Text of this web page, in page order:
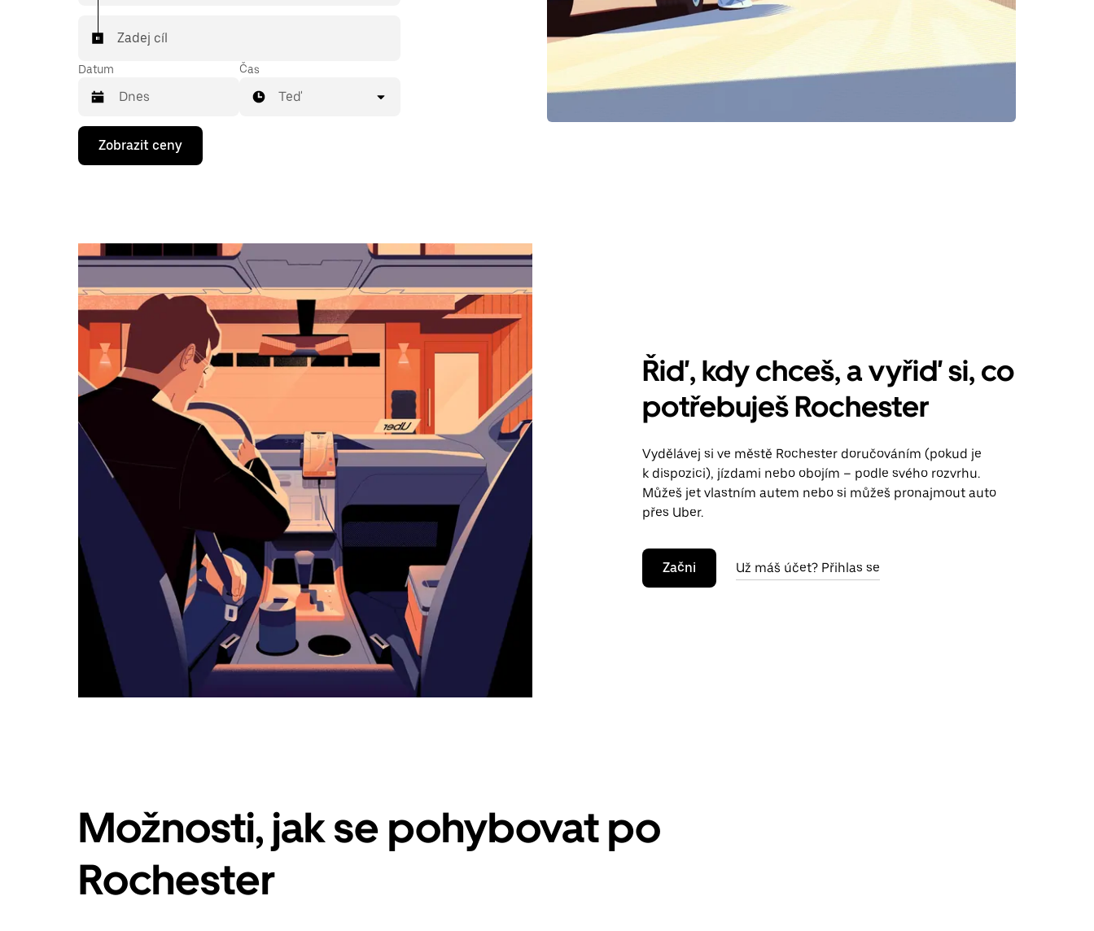
Zadej cíl
Datum
Stisknutím
klávesy
se
vybrat
datum.
klávesy
Esc
zavřeš
kalendář.
Čas
Teď
Zobrazit ceny
Řiď, kdy chceš, a vyřiď si, co
potřebuješ Rochester
Vydělávej si ve městě Rochester doručováním (pokud je
k dispozici), jízdami nebo obojím – podle svého rozvrhu.
Můžeš jet vlastním autem nebo si můžeš pronajmout auto
přes Uber.
Začni Už máš účet? Přihlas se
Možnosti, jak se pohybovat po
Rochester